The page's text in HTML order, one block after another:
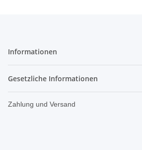
Informationen
Gesetzliche Informationen
Zahlung und Versand